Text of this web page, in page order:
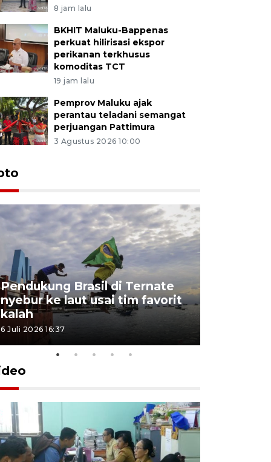
8 jam lalu
BKHIT Maluku-Bappenas
perkuat hilirisasi ekspor
perikanan terkhusus
komoditas TCT
19 jam lalu
Pemprov Maluku ajak
perantau teladani semangat
perjuangan Pattimura
3 Agustus 2026 10:00
Pendukung Brasil di Ternate
nyebur ke laut usai tim favorit
kalah
6 Juli 2026 16:37